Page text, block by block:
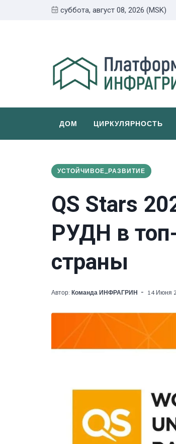
суббота, август 08, 2026 (MSK)
ДОМ ЦИРКУЛЯРНОСТЬ
УСТОЙЧИВОЕ_РАЗВИТИЕ
QS Stars
РУДН в
страны
Автор: Команда ИНФРАГРИН 14 Июня